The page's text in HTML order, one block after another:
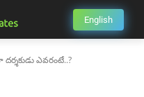
English
ఎవరంటే..?